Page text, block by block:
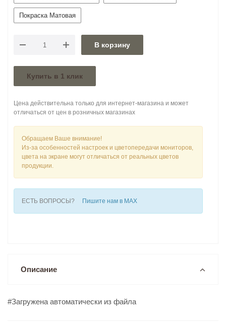
Покраска Матовая
В корзину
Купить в 1 клик
Цена действительна только для интернет-магазина и может
отличаться от цен в розничных магазинах
Обращаем Ваше внимание!
Из-за особенностей настроек и цветопередачи мониторов,
цвета на экране могут отличаться от реальных цветов
продукции.
ЕСТЬ ВОПРОСЫ? Пишите нам в MAX
Описание
#Загружена автоматически из файла